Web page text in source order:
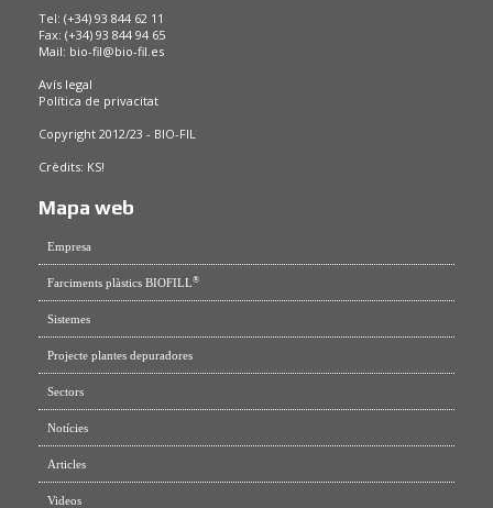
Tel: (+34) 93 844 62 11
Fax: (+34) 93 844 94 65
Mail: bio-fil@bio-fil.es
Avís legal
Política de privacitat
Copyright 2012/23 - BIO-FIL
Crèdits: KS!
Mapa web
Empresa
Farciments plàstics BIOFILL®
Sistemes
Projecte plantes depuradores
Sectors
Notícies
Articles
Videos